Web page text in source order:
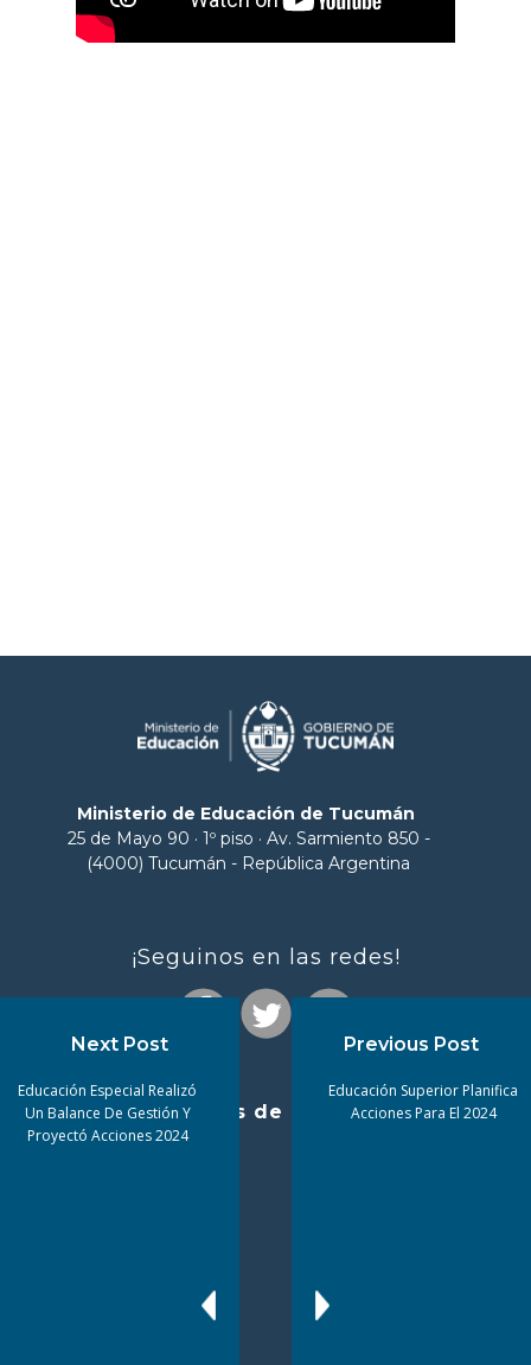
Ministerio de Educación de Tucumán
25 de Mayo 90 · 1º piso · Av. Sarmiento 850 -
(4000) Tucumán - República Argentina
¡Seguinos en las redes!
Enlaces de interés
Previous Post
Educación Superior Planifica
Acciones Para El 2024
Next Post
Educación Especial Realizó
Un Balance De Gestión Y
Proyectó Acciones 2024